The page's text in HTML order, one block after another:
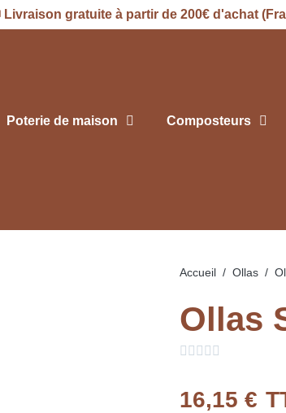
Livraison gratuite à partir de 200€ d'achat
Poterie de maison Composteurs
Accueil Ollas
Ollas
    
16,15 €